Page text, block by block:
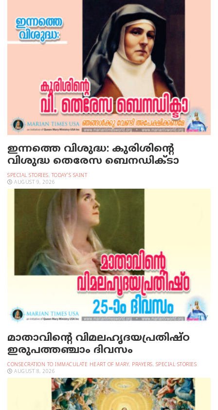
ഇന്നത്തെ വിശുദ്ധ: കുരിശിന്റെ
വിശുദ്ധ തെരേസ ബെനഡിക്ടാ
SPECIAL STORIES, TODAY'S SAINT
AUGUST 9, 2026
മാതാവിന്റെ വിമലഹൃദയപ്രതിഷ്ഠ
ഇരുപത്തഞ്ചാം ദിവസം
CONSECRATION TO IMMACULATE HEART OF MARY, PRAYERS, SPECIAL STORIES
AUGUST 8, 2026